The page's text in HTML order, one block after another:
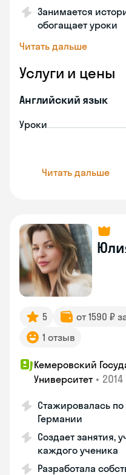
Занимается
обогащает уроки
Читать дальше
Услуги и цены
Английский язык
Уроки
Читать дальше
5 от 1590 ₽
1 отзыв
Кемеровский
Университет • 2014
Стажировалась по
Германии
Создает занятия,
каждого ученика
Разработала